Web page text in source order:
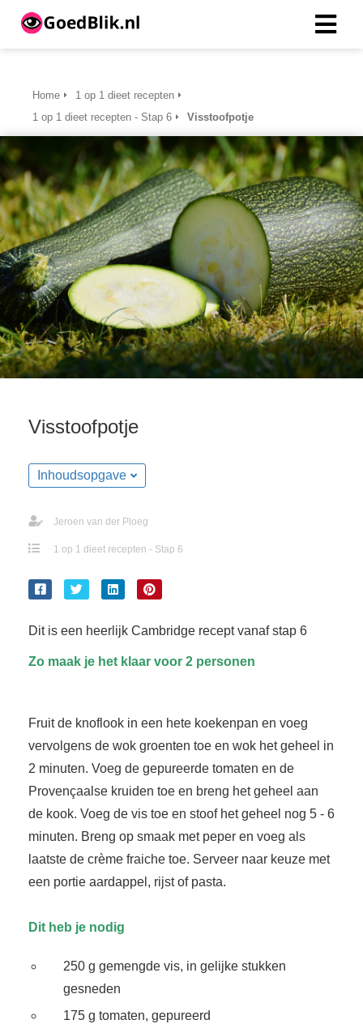
Home
1 op 1 dieet recepten
1 op 1 dieet recepten - Stap 6
Visstoofpotje
Visstoofpotje
Inhoudsopgave
Jeroen van der Ploeg
1 op 1 dieet recepten - Stap 6
Dit is een heerlijk Cambridge recept vanaf stap 6
Zo maak je het klaar voor 2 personen
Fruit de knoflook in een hete koekenpan en voeg
vervolgens de wok groenten toe en wok het geheel in
2 minuten. Voeg de gepureerde tomaten en de
Provençaalse kruiden toe en breng het geheel aan
de kook. Voeg de vis toe en stoof het geheel nog 5 - 6
minuten. Breng op smaak met peper en voeg als
laatste de crème fraiche toe. Serveer naar keuze met
een portie aardappel, rijst of pasta.
Dit heb je nodig
250 g gemengde vis, in gelijke stukken
gesneden
175 g tomaten, gepureerd